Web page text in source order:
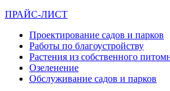
ПРАЙС-ЛИСТ
Проектирование садов и парков
Работы по благоустройству
Растения из собственного
Озеленение
Обслуживание садов и парков